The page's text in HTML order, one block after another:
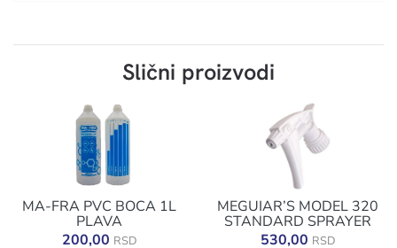
Slični proizvodi
MA-FRA PVC BOCA 1L
PLAVA
200,00 RSD
MEGUIAR’S MODEL 320
STANDARD SPRAYER
530,00 RSD